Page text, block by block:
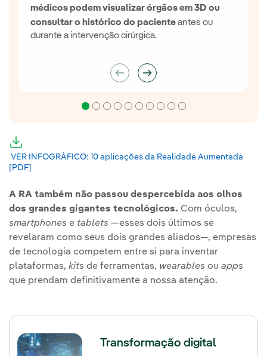
médicos podem visualizar órgãos em 3D ou
consultar o histórico do pacienteantes ou
durante a intervenção cirúrgica.
Link externo, abra em uma nova aba.
VER INFOGRÁFICO: 10 aplicações da Realidade Aumentada
[PDF]
A RA também não passou despercebida aos olhos
dos grandes gigantes tecnológicos. Com óculos,
smartphones e tablets —esses dois últimos se
revelaram como seus dois grandes aliados—, empresas
de tecnologia competem entre si para inventar
plataformas, kits de ferramentas, wearables ou apps
que prendam definitivamente a nossa atenção.
Transformação digital